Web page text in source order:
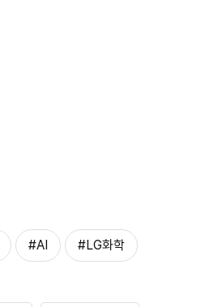
#AI #LG화학